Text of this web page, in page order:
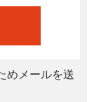
めメールを送